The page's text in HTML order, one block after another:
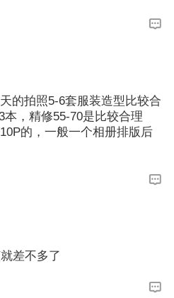
的拍照5-6套服装造型比较合
，精修55-70是比较合理
的，一般一个相册排版后
如果底片全送的话，精修谈
差不多了